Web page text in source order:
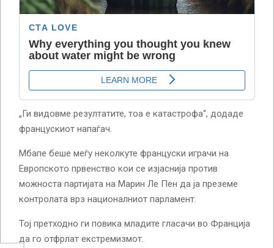
„Ги видовме резултатите, тоа е катастрофа“, додаде
францускиот напаѓач.
Мбапе беше меѓу неколкуте француски играчи на
Европското првенство кои се изјаснија против
можноста партијата на Марин Ле Пен да ја преземе
контролата врз националниот парламент.
Тој претходно ги повика младите гласачи во Франција
да го отфрлат екстремизмот.